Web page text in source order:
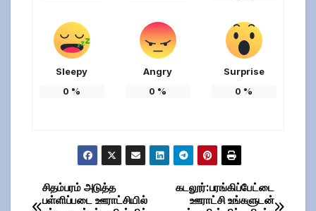
Sleepy
0 %
Angry
0 %
Surprise
0 %
Post
கடலூர்:பரங்கிப்பேட்டை
ஊராட்சி உங்களுடன்
சிதம்பரம் அடுத்த
பள்ளிப்படை ஊராட்சியில்